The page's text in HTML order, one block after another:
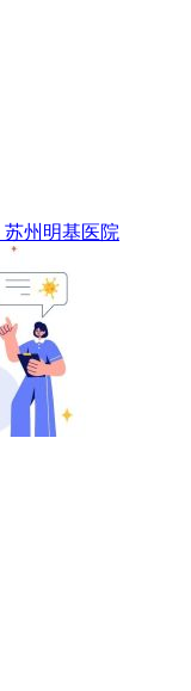
苏州明基医院